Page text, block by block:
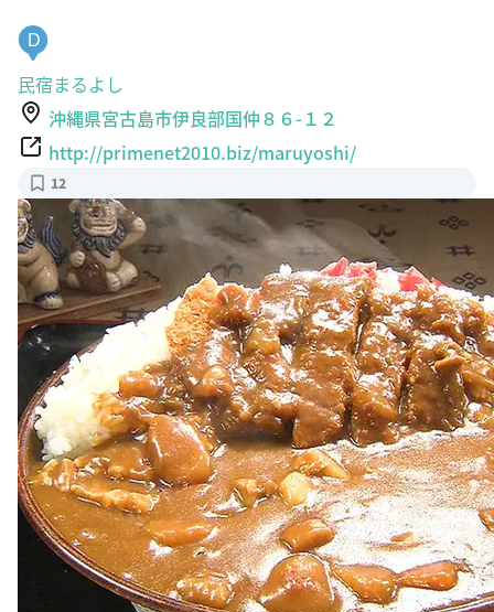
D
民宿まるよし
沖縄県宮古島市伊良部国仲８６-１２
http://primenet2010.biz/maruyoshi/
12